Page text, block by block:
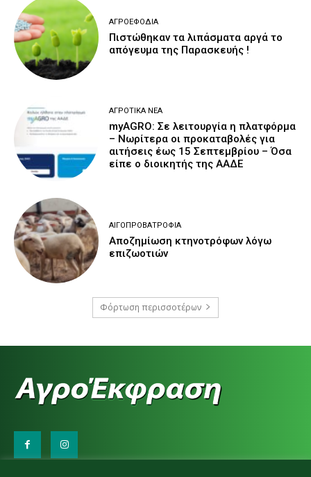
ΑΓΡΟΕΦΌΔΙΑ
Πιστώθηκαν τα λιπάσματα αργά το
απόγευμα της Παρασκευής !
ΑΓΡΟΤΙΚΆ ΝΈΑ
myAGRO: Σε λειτουργία η πλατφόρμα
– Νωρίτερα οι προκαταβολές για
αιτήσεις έως 15 Σεπτεμβρίου – Όσα
είπε ο διοικητής της ΑΑΔΕ
ΑΙΓΟΠΡΟΒΑΤΡΟΦΊΑ
Αποζημίωση κτηνοτρόφων λόγω
επιζωοτιών
Φόρτωση περισσοτέρων